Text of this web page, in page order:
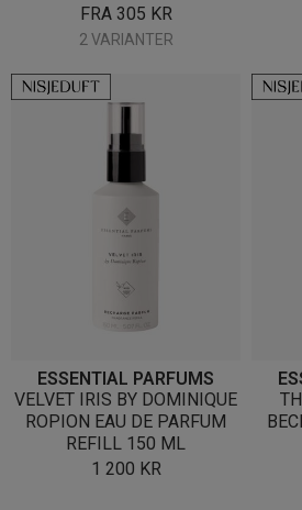
FRA 305 KR
2 VARIANTER
ESSENTIAL PARFUMS
VELVET IRIS BY DOMINIQUE
ROPION EAU DE PARFUM
REFILL 150 ML
1 200 KR